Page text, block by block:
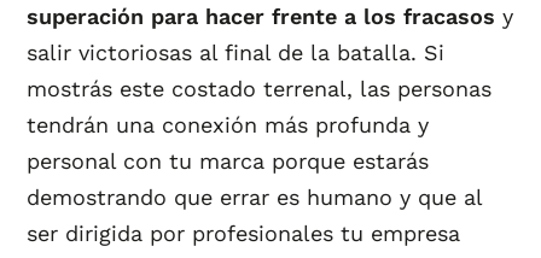
superación para hacer frente a los fracasos y
salir victoriosas al final de la batalla. Si
mostrás este costado terrenal, las personas
tendrán una conexión más profunda y
personal con tu marca porque estarás
demostrando que errar es humano y que al
ser dirigida por profesionales tu empresa